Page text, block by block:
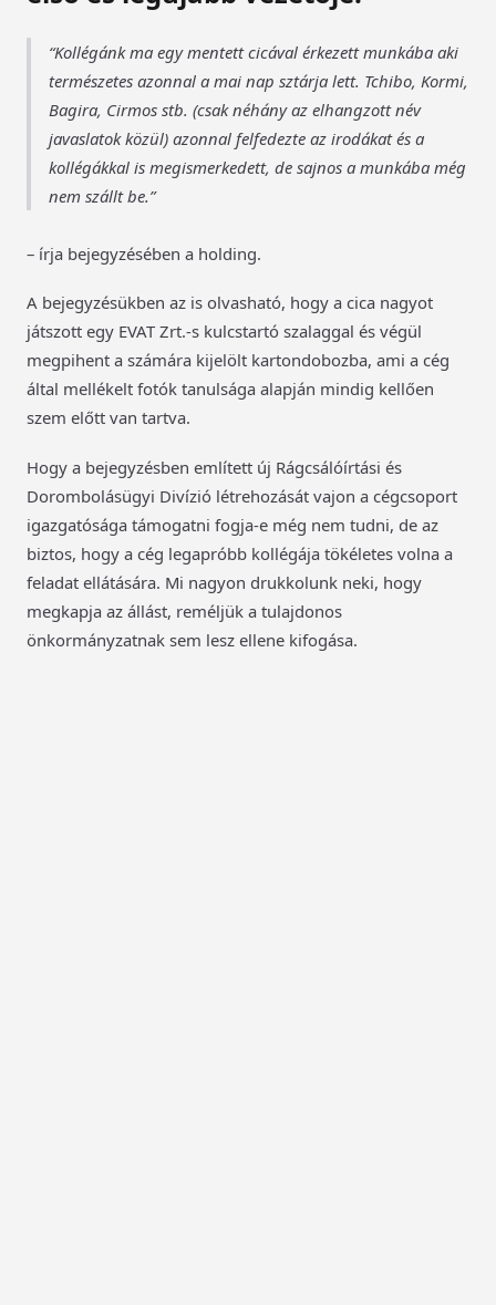
Kollégánk ma egy mentett cicával érkezett munkába aki
természetes azonnal a mai nap sztárja lett. Tchibo, Kormi,
Bagira, Cirmos stb. (csak néhány az elhangzott név
javaslatok közül) azonnal felfedezte az irodákat és a
kollégákkal is megismerkedett, de sajnos a munkába még
nem szállt be.
– írja bejegyzésében a holding.
A bejegyzésükben az is olvasható, hogy a cica nagyot
játszott egy EVAT Zrt.-s kulcstartó szalaggal és végül
megpihent a számára kijelölt kartondobozba, ami a cég
által mellékelt fotók tanulsága alapján mindig kellően
szem előtt van tartva.
Hogy a bejegyzésben említett új Rágcsálóírtási és
Dorombolásügyi Divízió létrehozását vajon a cégcsoport
igazgatósága támogatni fogja-e még nem tudni, de az
biztos, hogy a cég legapróbb kollégája tökéletes volna a
feladat ellátására. Mi nagyon drukkolunk neki, hogy
megkapja az állást, reméljük a tulajdonos
önkormányzatnak sem lesz ellene kifogása.